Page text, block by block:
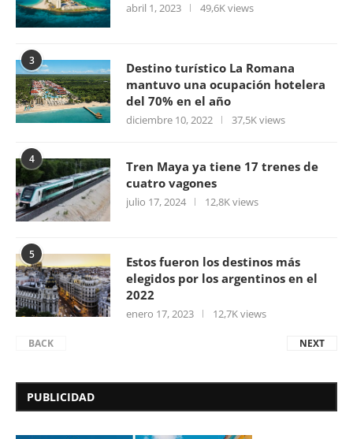
abril 1, 2023 49,6K views
3
Destino turístico La Romana
mantuvo una ocupación hotelera
del 70% en el año
diciembre 10, 2022 37,5K views
4
Tren Maya ya tiene 17 trenes de
cuatro vagones
julio 17, 2024 12,8K views
5
Estos fueron los destinos más
elegidos por los argentinos en el
2022
enero 17, 2023 12,7K views
BACK NEXT
PUBLICIDAD